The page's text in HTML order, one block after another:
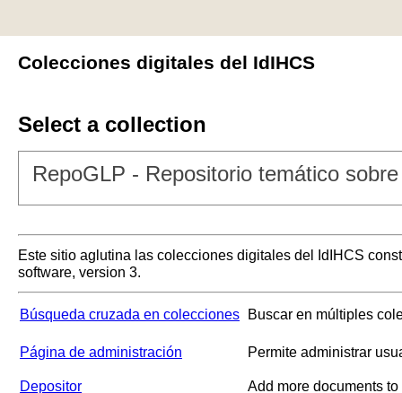
Colecciones digitales del IdIHCS
Select a collection
RepoGLP - Repositorio temático
Este sitio aglutina las colecciones digitales del IdIHCS
software, version 3.
Búsqueda cruzada en colecciones Buscar en múltiples
Página de administración Permite administrar
Depositor Add more documents